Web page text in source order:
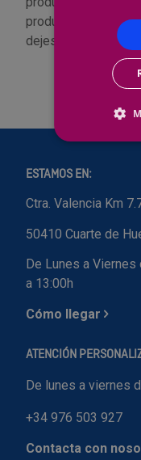
productos están en
dejes escapar!
ESTAMOS EN:
Ctra. Valencia Km
50410 Cuarte de
De Lunes a
a 13:00h
Cómo llegar
ATENCIÓN
De lunes a viernes
+34 976 503 927
Contacta con
Outlet Sierras
Outlet Técnica de
Outlet Tiradores y
Outlet Transmisiones
Outlet Utillajes y
Outlet Ventilación y
Outlet Vestuario